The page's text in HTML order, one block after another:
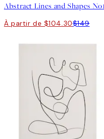
À partir de $104.30$149